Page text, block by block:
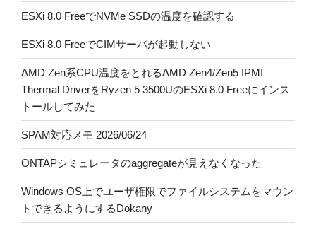
ESXi 8.0 FreeでNVMe SSDの温度を確認する
ESXi 8.0 FreeでCIMサーバが起動しない
AMD Zen系CPU温度をとれるAMD Zen4/Zen5 IPMI
Thermal DriverをRyzen 5 3500UのESXi 8.0 Freeにインス
トールしてみた
SPAM対応メモ 2026/06/24
ONTAPシミュレータのaggregateが見えなくなった
Windows OS上でユーザ権限でファイルシステムをマウン
トできるようにするDokany